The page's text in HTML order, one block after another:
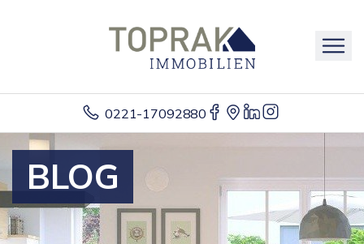
0221-17092880
BLOG